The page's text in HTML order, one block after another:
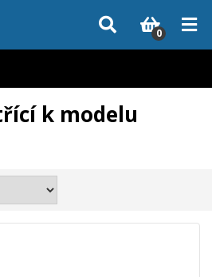
může dodání dílů, které nejsou skladem,
za pochopení.
0
k modelu